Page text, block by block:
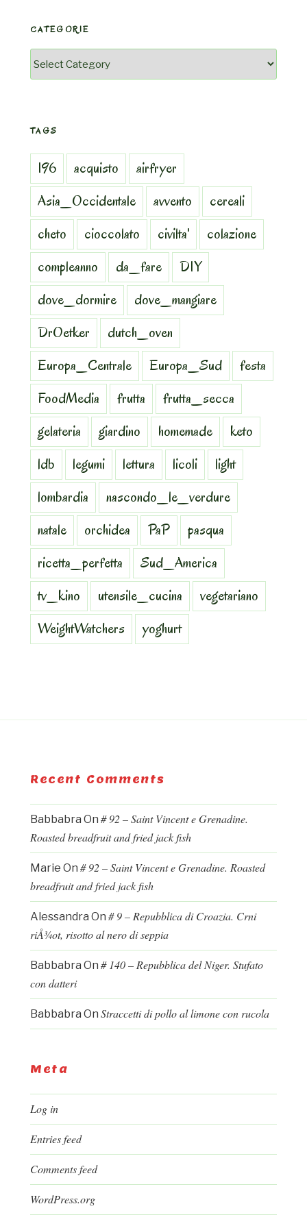
CATEGORIE
Categorie
TAGS
196 acquisto
airfryer
Asia_Occidentale
avvento
cereali
cheto
cioccolato civilta'
colazione
compleanno
da_fare
DIY
dove_dormire
dove_mangiare
DrOetker
dutch_oven
Europa_Centrale
Europa_Sud
festa
FoodMedia
frutta
frutta_secca
gelateria
giardino homemade
keto
ldb
legumi lettura licoli
light
lombardia
nascondo_le_verdure
natale
orchidea PaP
pasqua
ricetta_perfetta
Sud_America
tv_kino
utensile_cucina
vegetariano
WeightWatchers
yoghurt
Recent Comments
Babbabra On # 92 – Saint Vincent e Grenadine.
Roasted breadfruit and fried jack fish
Marie On # 92 – Saint Vincent e Grenadine. Roasted
breadfruit and fried jack fish
Alessandra On # 9 – Repubblica di Croazia. Crni
riÅ¾ot, risotto al nero di seppia
Babbabra On # 140 – Repubblica del Niger. Stufato
con datteri
Babbabra On Straccetti di pollo al limone con rucola
Meta
Log in
Entries feed
Comments feed
WordPress.org